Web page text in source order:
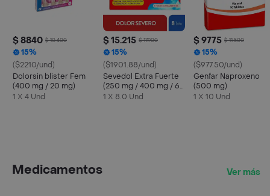
$ 8840 $ 10.400
15%
($2210/und)
Dolorsin blister Fem
(400 mg / 20 mg)
1 X 4 Und
$ 15.215 $ 17.900
15%
($1901.88/und)
Sevedol Extra Fuerte
(250 mg / 400 mg / 65
mg)
1 X 8.0 Und
$ 9775 $ 11.500
15%
($977.50/und)
Genfar Naproxeno
(500 mg)
1 X 10 Und
Medicamentos Ver más